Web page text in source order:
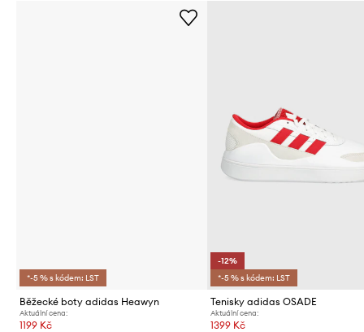
*-5 % s kódem: LST
Běžecké boty adidas Heawyn
Aktuální cena:
1199 Kč
-12%
*-5 % s kódem: LST
Tenisky adidas OSADE
Aktuální cena:
1399 Kč